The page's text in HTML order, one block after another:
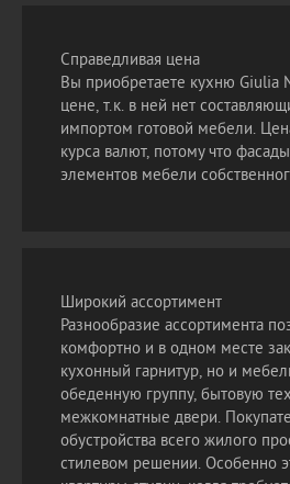
Справедливая цена
Вы приобретаете кухню Giulia
цене, т.к. в ней нет
импортом готовой мебели.
курса валют, потому что
элементов мебели
Широкий ассортимент
Разнообразие ассортимента
комфортно и в одном месте
кухонный гарнитур, но и
обеденную группу, бытовую
межкомнатные двери.
обустройства всего жилого
стилевом решении. Особенно